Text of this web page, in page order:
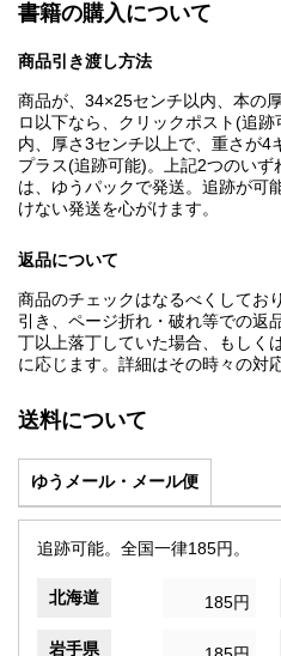
書籍の購入について
商品引き渡し方法
商品が、34×25センチ以内、本の
ロ以下なら、クリックポスト(追
内、厚さ3センチ以上で、重さが4
プラス(追跡可能)。上記2つのい
は、ゆうパックで発送。追跡が可
けない発送を心がけます。
返品について
商品のチェックはなるべくしてお
引き、ページ折れ・破れ等での返
丁以上落丁していた場合、もしく
に応じます。詳細はその時々の対
送料について
ゆうメール・メール便
追跡可能。全国一律185円。
北海道 185円
岩手県